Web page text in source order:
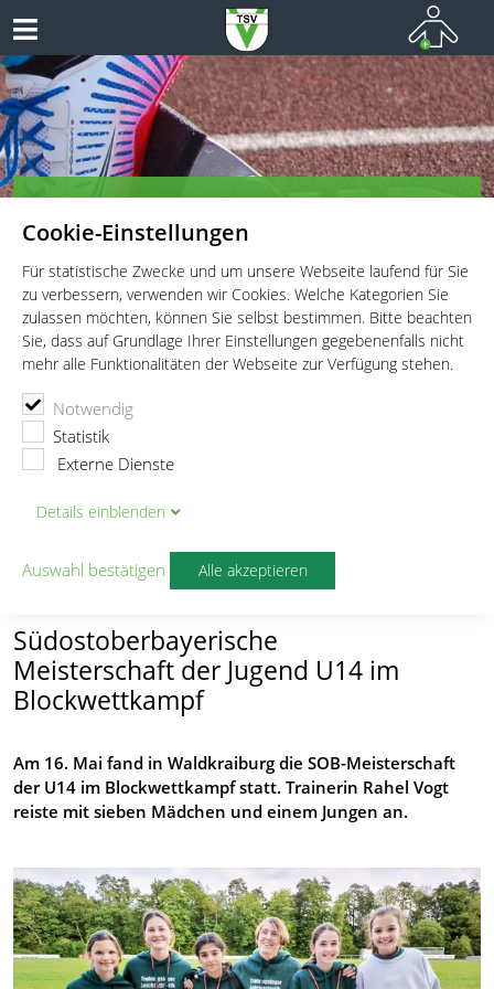
Cookie-Einstellungen
Für statistische Zwecke und um unsere Webseite laufend für Sie
zu verbessern, verwenden wir Cookies. Welche Kategorien Sie
zulassen möchten, können Sie selbst bestimmen. Bitte beachten
Sie, dass auf Grundlage Ihrer Einstellungen gegebenenfalls nicht
mehr alle Funktionalitäten der Webseite zur Verfügung stehen.
Notwendig
Statistik
Externe Dienste
Details einblenden
Auswahl bestätigen Alle akzeptieren
Leichtathletik für Wettkämpfer, Leistungssportler und
Freitzeitathleten
TSV Vaterstetten e.V.
Erfolgreicher Auftritt in Waldkraiburg
Erfolgreicher Auftritt in
Waldkraiburg
Südostoberbayerische
Meisterschaft der Jugend U14 im
Blockwettkampf
Am 16. Mai fand in Waldkraiburg die SOB-Meisterschaft
der U14 im Blockwettkampf statt. Trainerin Rahel Vogt
reiste mit sieben Mädchen und einem Jungen an.